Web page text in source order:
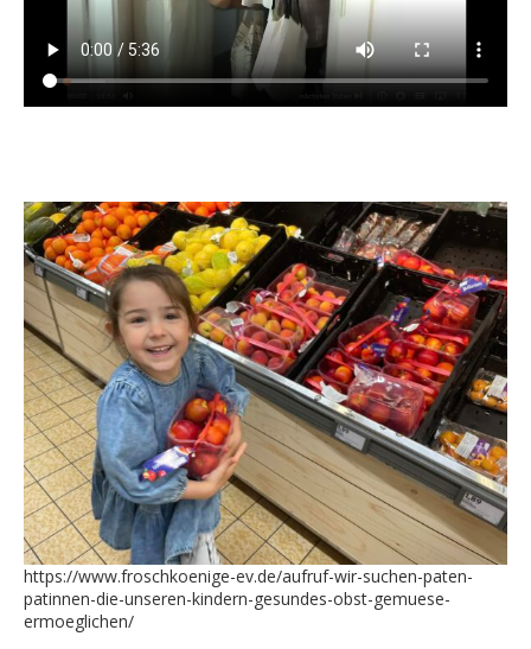
https://www.froschkoenige-ev.de/aufruf-wir-suchen-paten-
patinnen-die-unseren-kindern-gesundes-obst-gemuese-
ermoeglichen/